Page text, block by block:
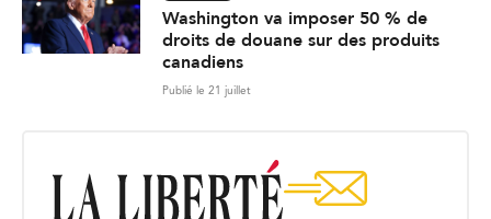
Washington va imposer 50 % de
droits de douane sur des produits
canadiens
Publié le 21 juillet